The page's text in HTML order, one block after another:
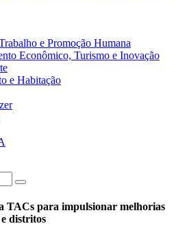
e Promoção Humana
Econômico, Turismo e Inovação
e Habitação
TACs para impulsionar melhorias
distritos